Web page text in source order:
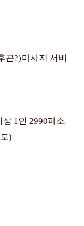
끈?)마사지 서비
1인 2990페소
)